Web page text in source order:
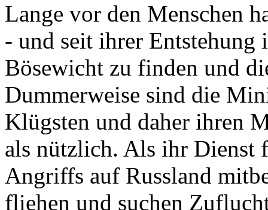
Lange vor den Menschen
- und seit ihrer Entstehung
Bösewicht zu finden und
Dummerweise sind die
Klügsten und daher ihren
als nützlich. Als ihr Dienst
Angriffs auf Russland
fliehen und suchen